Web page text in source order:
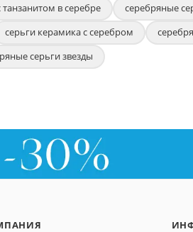
танзанитом в серебре
серебряные
серьги керамика с серебром
серьги звезды